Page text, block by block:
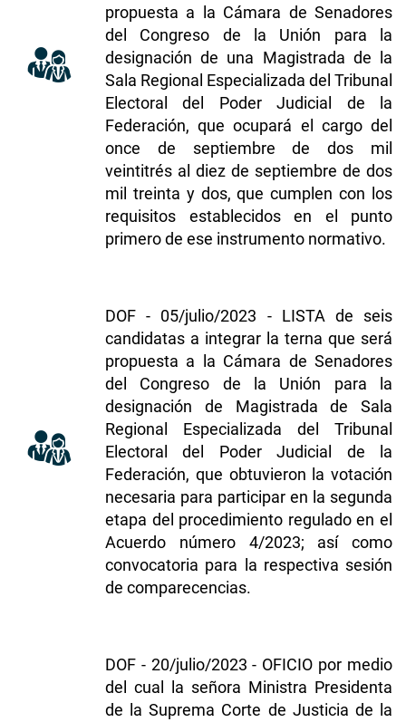
propuesta a la Cámara de Senadores
del Congreso de la Unión para la
designación de una Magistrada de la
Sala Regional Especializada del Tribunal
Electoral del Poder Judicial de la
Federación, que ocupará el cargo del
once de septiembre de dos mil
veintitrés al diez de septiembre de dos
mil treinta y dos, que cumplen con los
requisitos establecidos en el punto
primero de ese instrumento normativo.
DOF - 05/julio/2023 - LISTA de seis
candidatas a integrar la terna que será
propuesta a la Cámara de Senadores
del Congreso de la Unión para la
designación de Magistrada de Sala
Regional Especializada del Tribunal
Electoral del Poder Judicial de la
Federación, que obtuvieron la votación
necesaria para participar en la segunda
etapa del procedimiento regulado en el
Acuerdo número 4/2023; así como
convocatoria para la respectiva sesión
de comparecencias.
DOF - 20/julio/2023 - OFICIO por medio
del cual la señora Ministra Presidenta
de la Suprema Corte de Justicia de la